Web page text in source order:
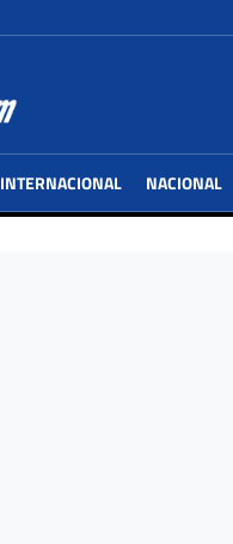
INTERNACIONAL NACIONAL